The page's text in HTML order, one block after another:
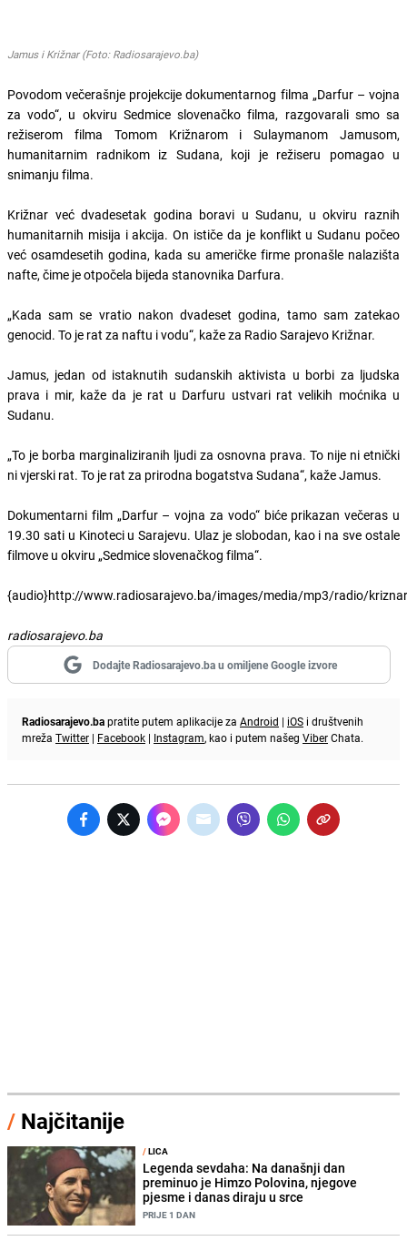
Jamus i Križnar (Foto: Radiosarajevo.ba)
Povodom večerašnje projekcije dokumentarnog filma „Darfur – vojna
za vodo“, u okviru Sedmice slovenačko filma, razgovarali smo sa
režiserom filma Tomom Križnarom i Sulaymanom Jamusom,
humanitarnim radnikom iz Sudana, koji je režiseru pomagao u
snimanju filma.
Križnar već dvadesetak godina boravi u Sudanu, u okviru raznih
humanitarnih misija i akcija. On ističe da je konflikt u Sudanu počeo
već osamdesetih godina, kada su američke firme pronašle nalazišta
nafte, čime je otpočela bijeda stanovnika Darfura.
„Kada sam se vratio nakon dvadeset godina, tamo sam zatekao
genocid. To je rat za naftu i vodu“, kaže za Radio Sarajevo Križnar.
Jamus, jedan od istaknutih sudanskih aktivista u borbi za ljudska
prava i mir, kaže da je rat u Darfuru ustvari rat velikih moćnika u
Sudanu.
„To je borba marginaliziranih ljudi za osnovna prava. To nije ni etnički
ni vjerski rat. To je rat za prirodna bogatstva Sudana“, kaže Jamus.
Dokumentarni film „Darfur – vojna za vodo“ biće prikazan večeras u
19.30 sati u Kinoteci u Sarajevu. Ulaz je slobodan, kao i na sve ostale
filmove u okviru „Sedmice slovenačkog filma“.
{audio}http://www.radiosarajevo.ba/images/media/mp3/radio/
radiosarajevo.ba
Dodajte Radiosarajevo.ba u omiljene Google izvore
Radiosarajevo.bapratite putem aplikacije za Android | iOS i društvenih
mreža Twitter | Facebook | Instagram, kao i putem našeg ViberChata.
/ Najčitanije
/LICA
Legenda sevdaha: Na današnji dan
preminuo je Himzo Polovina, njegove
pjesme i danas diraju u srce
PRIJE 1 DAN